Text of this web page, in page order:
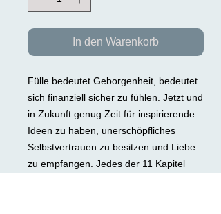
In den Warenkorb
Fülle bedeutet Geborgenheit, bedeutet
sich finanziell sicher zu fühlen. Jetzt und
in Zukunft genug Zeit für inspirierende
Ideen zu haben, unerschöpfliches
Selbstvertrauen zu besitzen und Liebe
zu empfangen. Jedes der 11 Kapitel